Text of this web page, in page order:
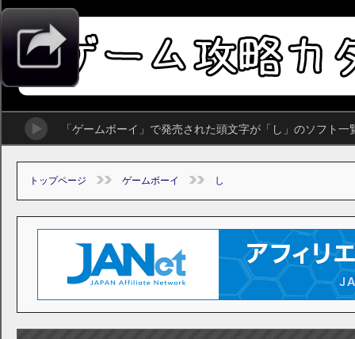
「ゲームボーイ」で発売された頭文字が「し」のソフト一
トップページ ゲームボーイ し